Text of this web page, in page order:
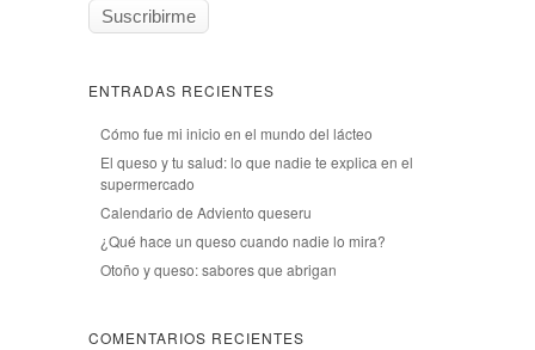
ENTRADAS RECIENTES
Cómo fue mi inicio en el mundo del lácteo
El queso y tu salud: lo que nadie te explica en el
supermercado
Calendario de Adviento queseru
¿Qué hace un queso cuando nadie lo mira?
Otoño y queso: sabores que abrigan
COMENTARIOS RECIENTES